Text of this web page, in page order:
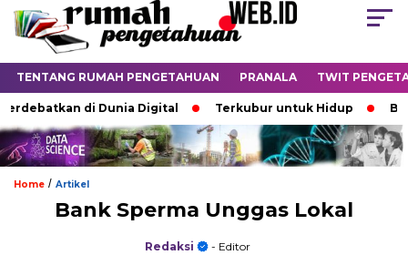
TENTANG RUMAH PENGETAHUAN PRANALA TWIT
di Dunia Digital Terkubur untuk Hidup Batas
Home / Artikel
Bank Sperma Unggas Lokal
Redaksi
- Editor